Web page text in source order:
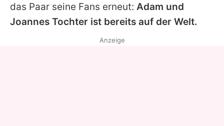
das Paar seine Fans erneut: Adam und
Joannes Tochter ist bereits auf der Welt.
Anzeige